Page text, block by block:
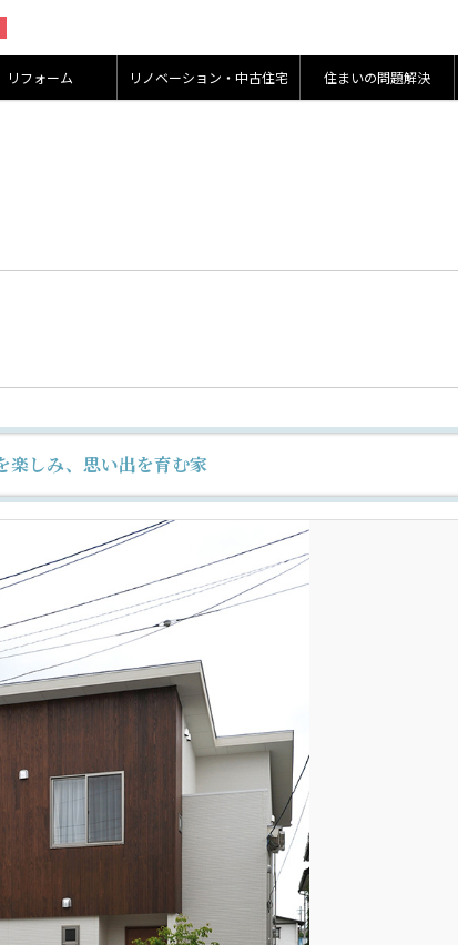
リフォーム リノベーション・中古住宅 住まいの問題解決
楽しみ、思い出を育む家